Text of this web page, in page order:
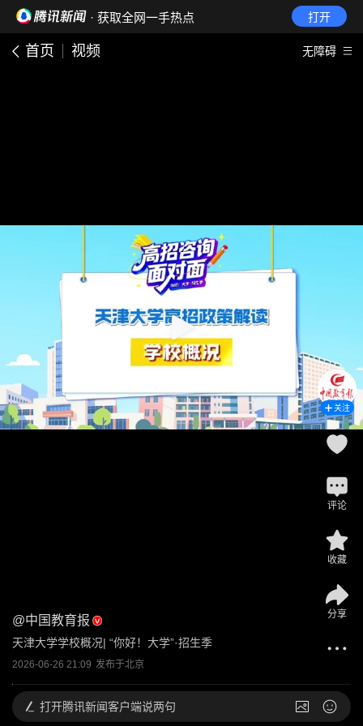
· 获取全网一手热点 打开
首页 视频 无障碍
@中国教育报
天津大学学校概况| “你好！大学”·招生季
2026-06-26 21:09 发布于北京
关注
评论
收藏
分享
打开腾讯新闻客户端说两句